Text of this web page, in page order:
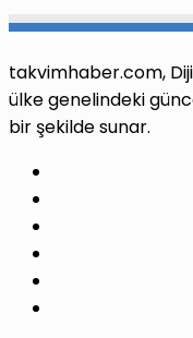
takvimhaber.com,
ülke genelindeki
bir şekilde sunar.